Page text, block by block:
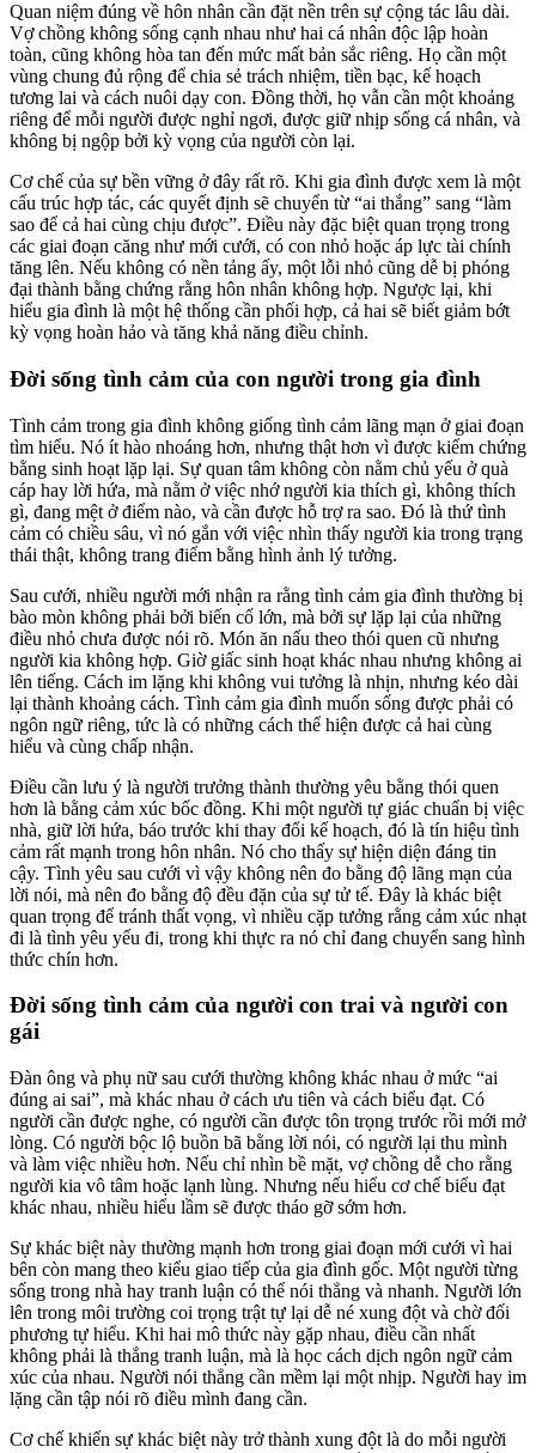
Quan niệm đúng về hôn nhân cần đặt nền trên sự cộng tác lâu dài.
Vợ chồng không sống cạnh nhau như hai cá nhân độc lập hoàn
toàn, cũng không hòa tan đến mức mất bản sắc riêng. Họ cần một
vùng chung đủ rộng để chia sẻ trách nhiệm, tiền bạc, kế hoạch
tương lai và cách nuôi dạy con. Đồng thời, họ vẫn cần một khoảng
riêng để mỗi người được nghỉ ngơi, được giữ nhịp sống cá nhân, và
không bị ngộp bởi kỳ vọng của người còn lại.
Cơ chế của sự bền vững ở đây rất rõ. Khi gia đình được xem là một
cấu trúc hợp tác, các quyết định sẽ chuyển từ “ai thắng” sang “làm
sao để cả hai cùng chịu được”. Điều này đặc biệt quan trọng trong
các giai đoạn căng như mới cưới, có con nhỏ hoặc áp lực tài chính
tăng lên. Nếu không có nền tảng ấy, một lỗi nhỏ cũng dễ bị phóng
đại thành bằng chứng rằng hôn nhân không hợp. Ngược lại, khi
hiểu gia đình là một hệ thống cần phối hợp, cả hai sẽ biết giảm bớt
kỳ vọng hoàn hảo và tăng khả năng điều chỉnh.
Đời sống tình cảm của con người trong gia đình
Tình cảm trong gia đình không giống tình cảm lãng mạn ở giai đoạn
tìm hiểu. Nó ít hào nhoáng hơn, nhưng thật hơn vì được kiểm chứng
bằng sinh hoạt lặp lại. Sự quan tâm không còn nằm chủ yếu ở quà
cáp hay lời hứa, mà nằm ở việc nhớ người kia thích gì, không thích
gì, đang mệt ở điểm nào, và cần được hỗ trợ ra sao. Đó là thứ tình
cảm có chiều sâu, vì nó gắn với việc nhìn thấy người kia trong trạng
thái thật, không trang điểm bằng hình ảnh lý tưởng.
Sau cưới, nhiều người mới nhận ra rằng tình cảm gia đình thường bị
bào mòn không phải bởi biến cố lớn, mà bởi sự lặp lại của những
điều nhỏ chưa được nói rõ. Món ăn nấu theo thói quen cũ nhưng
người kia không hợp. Giờ giấc sinh hoạt khác nhau nhưng không ai
lên tiếng. Cách im lặng khi không vui tưởng là nhịn, nhưng kéo dài
lại thành khoảng cách. Tình cảm gia đình muốn sống được phải có
ngôn ngữ riêng, tức là có những cách thể hiện được cả hai cùng
hiểu và cùng chấp nhận.
Điều cần lưu ý là người trưởng thành thường yêu bằng thói quen
hơn là bằng cảm xúc bốc đồng. Khi một người tự giác chuẩn bị việc
nhà, giữ lời hứa, báo trước khi thay đổi kế hoạch, đó là tín hiệu tình
cảm rất mạnh trong hôn nhân. Nó cho thấy sự hiện diện đáng tin
cậy. Tình yêu sau cưới vì vậy không nên đo bằng độ lãng mạn của
lời nói, mà nên đo bằng độ đều đặn của sự tử tế. Đây là khác biệt
quan trọng để tránh thất vọng, vì nhiều cặp tưởng rằng cảm xúc nhạt
đi là tình yêu yếu đi, trong khi thực ra nó chỉ đang chuyển sang hình
thức chín hơn.
Đời sống tình cảm của người con trai và người con
gái
Đàn ông và phụ nữ sau cưới thường không khác nhau ở mức “ai
đúng ai sai”, mà khác nhau ở cách ưu tiên và cách biểu đạt. Có
người cần được nghe, có người cần được tôn trọng trước rồi mới mở
lòng. Có người bộc lộ buồn bã bằng lời nói, có người lại thu mình
và làm việc nhiều hơn. Nếu chỉ nhìn bề mặt, vợ chồng dễ cho rằng
người kia vô tâm hoặc lạnh lùng. Nhưng nếu hiểu cơ chế biểu đạt
khác nhau, nhiều hiểu lầm sẽ được tháo gỡ sớm hơn.
Sự khác biệt này thường mạnh hơn trong giai đoạn mới cưới vì hai
bên còn mang theo kiểu giao tiếp của gia đình gốc. Một người từng
sống trong nhà hay tranh luận có thể nói thẳng và nhanh. Người lớn
lên trong môi trường coi trọng trật tự lại dễ né xung đột và chờ đối
phương tự hiểu. Khi hai mô thức này gặp nhau, điều cần nhất
không phải là thắng tranh luận, mà là học cách dịch ngôn ngữ cảm
xúc của nhau. Người nói thẳng cần mềm lại một nhịp. Người hay im
lặng cần tập nói rõ điều mình đang cần.
Cơ chế khiến sự khác biệt này trở thành xung đột là do mỗi người